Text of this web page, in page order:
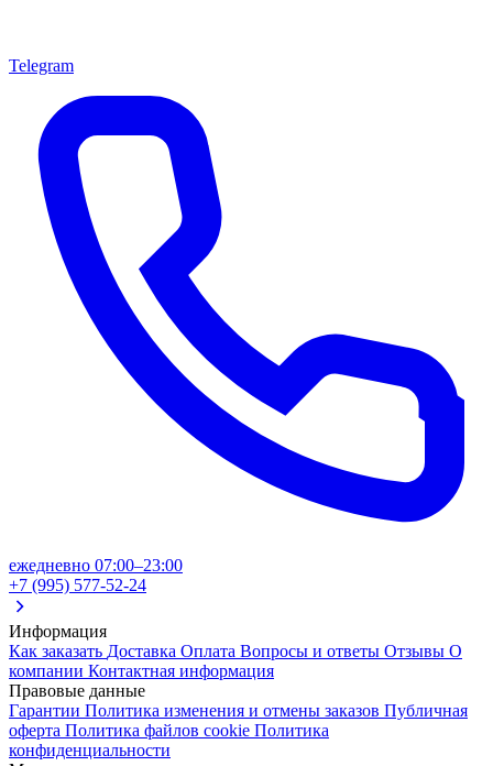
Telegram
ежедневно 07:00–23:00
+7 (995) 577-52-24
Информация
Как заказать Доставка Оплата Вопросы и ответы Отзывы О
компании Контактная информация
Правовые данные
Гарантии Политика изменения и отмены заказов Публичная
оферта Политика файлов cookie Политика
конфиденциальности